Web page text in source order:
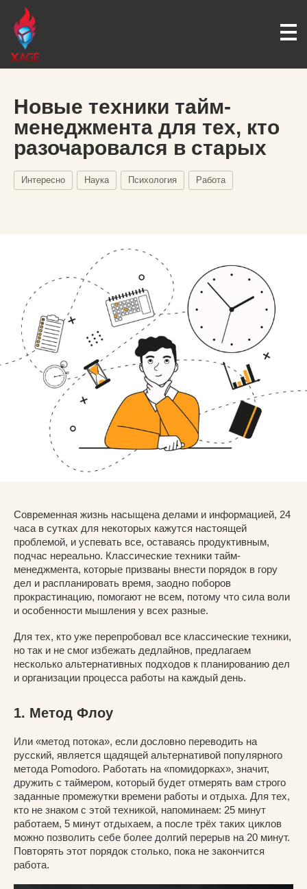
Новые техники тайм-
менеджмента для тех, кто
разочаровался в старых
Интересно Наука Психология Работа
Современная жизнь насыщена делами и информацией, 24
часа в сутках для некоторых кажутся настоящей
проблемой, и успевать все, оставаясь продуктивным,
подчас нереально. Классические техники тайм-
менеджмента, которые призваны внести порядок в гору
дел и распланировать время, заодно поборов
прокрастинацию, помогают не всем, потому что сила воли
и особенности мышления у всех разные.
Для тех, кто уже перепробовал все классические техники,
но так и не смог избежать дедлайнов, предлагаем
несколько альтернативных подходов к планированию дел
и организации процесса работы на каждый день.
1. Метод Флоу
Или «метод потока», если дословно переводить на
русский, является щадящей альтернативой популярного
метода Pomodoro. Работать на «помидорках», значит,
дружить с таймером, который будет отмерять вам строго
заданные промежутки времени работы и отдыха. Для тех,
кто не знаком с этой техникой, напоминаем: 25 минут
работаем, 5 минут отдыхаем, а после трёх таких циклов
можно позволить себе более долгий перерыв на 20 минут.
Повторять этот порядок столько, пока не закончится
работа.